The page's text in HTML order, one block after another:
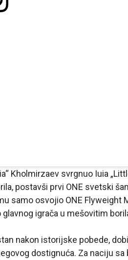
Kholmirzaev svrgnuo Iuia
postavši prvi ONE svetski
samo osvojio ONE Flyweight
igrača u mešovitim
nakon istorijske pobede,
dostignuća. Za naciju sa